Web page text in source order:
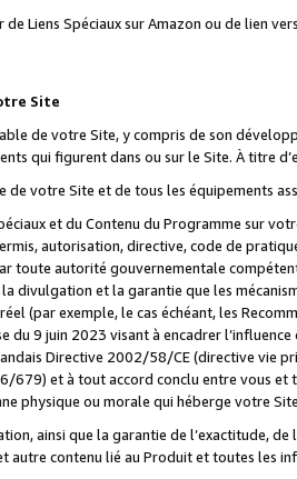
de Liens Spéciaux sur Amazon ou de lien
Site
de votre Site, y compris de son
qui figurent dans ou sur le Site. À titre
de votre Site et de tous les équipements
et du Contenu du Programme sur
autorisation, directive, code de
toute autorité gouvernementale
divulgation et la garantie que les
(par exemple, le cas échéant, les
du 9 juin 2023 visant à encadrer
Directive 2002/58/CE (directive vie
679) et à tout accord conclu entre vous
physique ou morale qui héberge votre
ainsi que la garantie de l’exactitude,
autre contenu lié au Produit et toutes les